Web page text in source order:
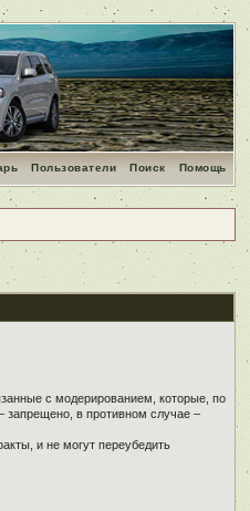
Помощь
Поиск
Пользователи
с модерированием, которые, по
запрещено, в противном случае –
и не могут переубедить